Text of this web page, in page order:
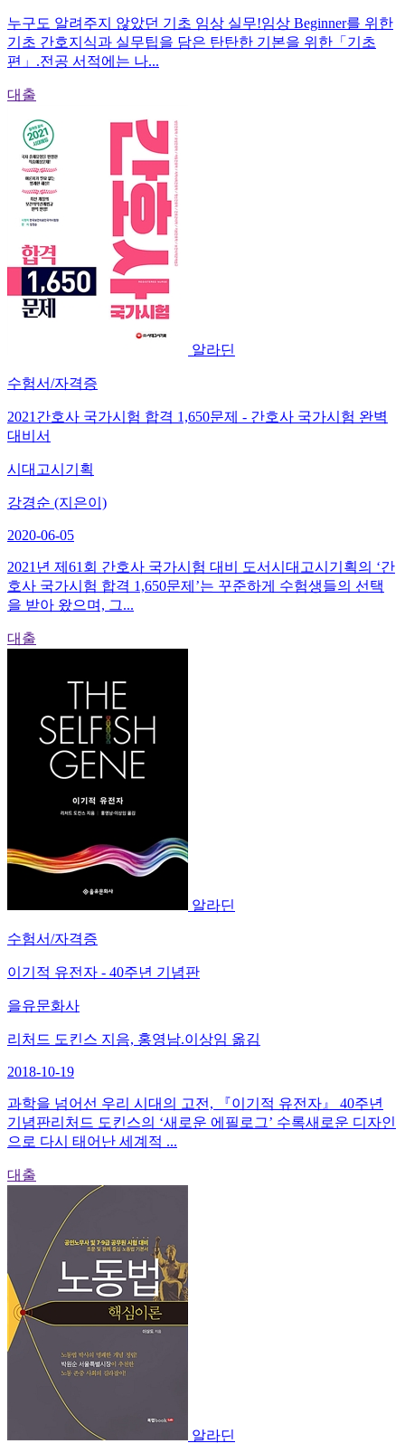
누구도 알려주지 않았던 기초 임상 실무!임상 Beginner를 위한
기초 간호지식과 실무팁을 담은 탄탄한 기본을 위한「기초
편」.전공 서적에는 나...
대출
알라딘
수험서/자격증
2021간호사 국가시험 합격 1,650문제 - 간호사 국가시험 완벽
대비서
시대고시기획
강경순 (지은이)
2020-06-05
2021년 제61회 간호사 국가시험 대비 도서시대고시기획의 ‘간
호사 국가시험 합격 1,650문제’는 꾸준하게 수험생들의 선택
을 받아 왔으며, 그...
대출
알라딘
수험서/자격증
이기적 유전자 - 40주년 기념판
을유문화사
리처드 도킨스 지음, 홍영남.이상임 옮김
2018-10-19
과학을 넘어선 우리 시대의 고전, 『이기적 유전자』 40주년
기념판리처드 도킨스의 ‘새로운 에필로그’ 수록새로운 디자인
으로 다시 태어난 세계적 ...
대출
알라딘